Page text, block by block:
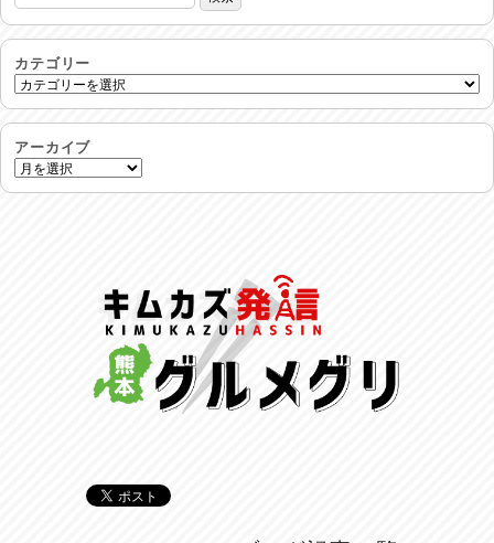
24時間体制
命を守る行動を…
呑めや喋れや！
2026/07/26
リスナーの集い！
カテゴリー
アーカイブ